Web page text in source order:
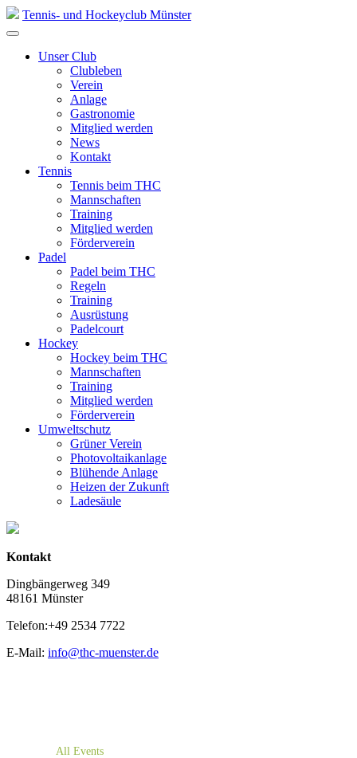
SkipTennis- und Hockeyclub Münster
Unser Club
Clubleben
Verein
Anlage
Gastronomie
Mitglied werden
News
Kontakt
Tennis
Tennis beim THC
Mannschaften
Training
Mitglied werden
Förderverein
Padel
Padel beim THC
Regeln
Training
Ausrüstung
Padelcourt
Hockey
Hockey beim THC
Mannschaften
Training
Mitglied werden
Förderverein
Umweltschutz
Grüner Verein
Photovoltaikanlage
Blühende Anlage
Heizen der Zukunft
Ladesäule
Kontakt
Dingbängerweg 349
48161 Münster
Telefon:+49 2534 7722
E-Mail: info@thc-muenster.de
All Events